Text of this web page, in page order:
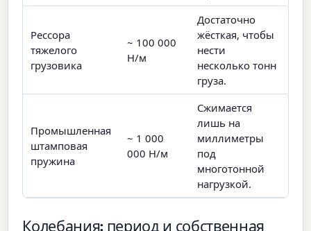
Рессора
тяжелого
грузовика
~ 100 000
Н/м
Достаточно
жёсткая, чтобы
нести
несколько тонн
груза.
Промышленная
штамповая
пружина
~ 1 000
000 Н/м
Сжимается
лишь на
миллиметры
под
многотонной
нагрузкой.
Колебания: период и собственная